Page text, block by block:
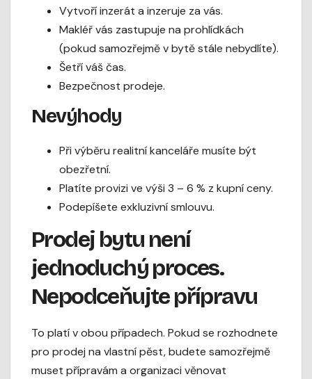
Vytvoří inzerát a inzeruje za vás.
Makléř vás zastupuje na prohlídkách
(pokud samozřejmě v bytě stále nebydlíte).
Šetří váš čas.
Bezpečnost prodeje.
Nevýhody
Při výběru realitní kanceláře musíte být
obezřetní.
Platíte provizi ve výši 3 – 6 % z kupní ceny.
Podepíšete exkluzivní smlouvu.
Prodej bytu není
jednoduchý proces.
Nepodceňujte přípravu
To platí v obou případech. Pokud se rozhodnete
pro prodej na vlastní pěst, budete samozřejmě
muset přípravám a organizaci věnovat